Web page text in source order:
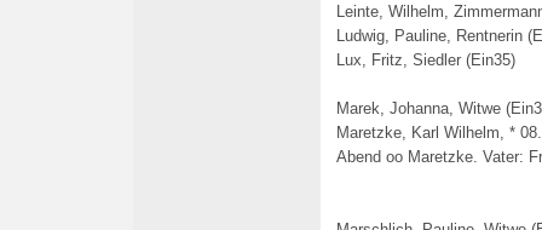
Leinte, Wilhelm,
Ludwig, Pauline, Rentnerin
Lux, Fritz, Siedler (Ein35)
Marek, Johanna, Witwe
Maretzke, Karl Wilhelm, *
Abend oo Maretzke . Vater: